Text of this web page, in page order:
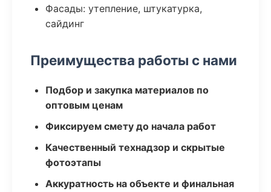
Фасады: утепление, штукатурка,
сайдинг
Преимущества работы с нами
Подбор и закупка материалов по
оптовым ценам
Фиксируем смету до начала работ
Качественный технадзор и скрытые
фотоэтапы
Аккуратность на объекте и финальная